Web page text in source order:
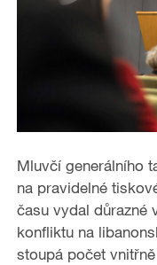
Mluvčí generálního
na pravidelné
času vydal důrazné
konfliktu na
stoupá počet